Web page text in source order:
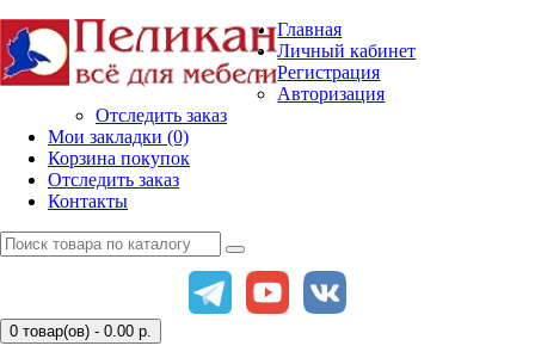
Главная
Личный кабинет
Регистрация
Авторизация
Отследить заказ
Мои закладки (0)
Корзина покупок
Отследить заказ
Контакты
0 товар(ов) - 0.00 р.